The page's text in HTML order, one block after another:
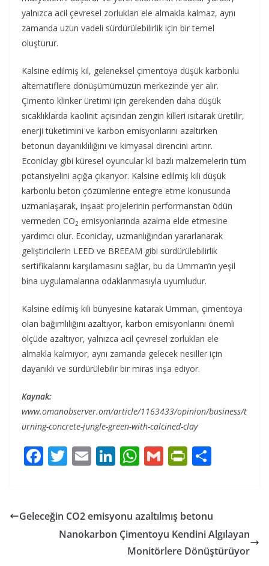
yalnızca acil çevresel zorlukları ele almakla kalmaz, aynı
zamanda uzun vadeli sürdürülebilirlik için bir temel
oluşturur.
Kalsine edilmiş kil, geleneksel çimentoya düşük karbonlu
alternatiflere dönüşümümüzün merkezinde yer alır.
Çimento klinker üretimi için gerekenden daha düşük
sıcaklıklarda kaolinit açısından zengin killeri ısıtarak üretilir,
enerji tüketimini ve karbon emisyonlarını azaltırken
betonun dayanıklılığını ve kimyasal direncini artırır.
Econiclay gibi küresel oyuncular kil bazlı malzemelerin tüm
potansiyelini açığa çıkarıyor. Kalsine edilmiş kili düşük
karbonlu beton çözümlerine entegre etme konusunda
uzmanlaşarak, inşaat projelerinin performanstan ödün
vermeden CO2 emisyonlarında azalma elde etmesine
yardımcı olur. Econiclay, uzmanlığından yararlanarak
geliştiricilerin LEED ve BREEAM gibi sürdürülebilirlik
sertifikalarını karşılamasını sağlar, bu da Umman’ın yeşil
bina uygulamalarına odaklanmasıyla uyumludur.
Kalsine edilmiş kili bünyesine katarak Umman, çimentoya
olan bağımlılığını azaltıyor, karbon emisyonlarını önemli
ölçüde azaltıyor, yalnızca acil çevresel zorlukları ele
almakla kalmıyor, aynı zamanda gelecek nesiller için
dayanıklı ve sürdürülebilir bir miras inşa ediyor.
Kaynak:
www.omanobserver.om/article/1163433/opinion/business/t
urning-concrete-jungle-green-with-calcined-clay
F
b
T
er
E
l
Li
e
dI
W
s
A
p
G
l
Pr
ri
e
n
e
Geleceğin CO2 emisyonu azaltılmış betonu
Nanokarbon Çimentoyu Kendini Algılayan
Monitörlere Dönüştürüyor